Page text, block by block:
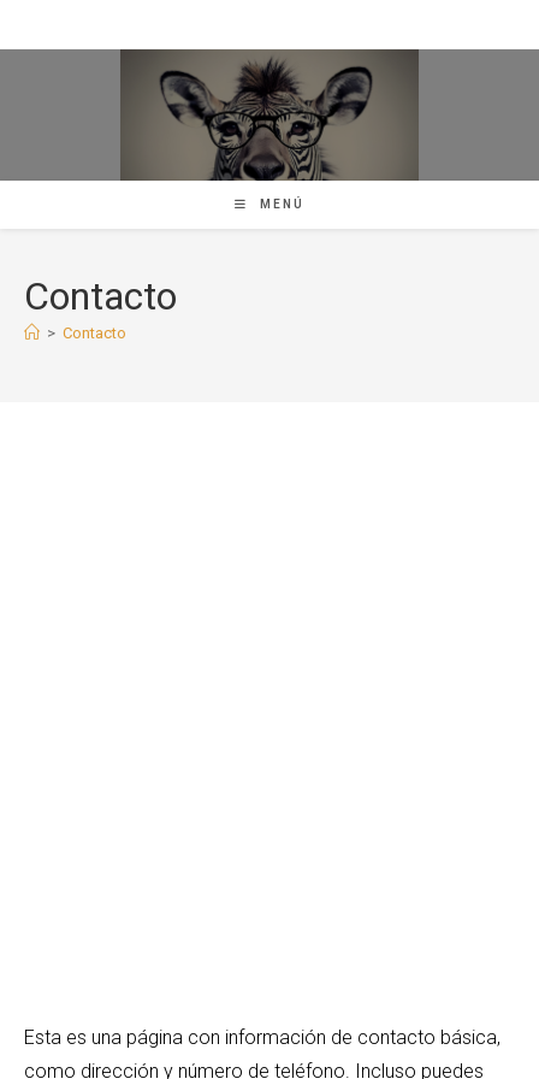
MENÚ
Contacto
> Contacto
Esta es una página con información de contacto básica,
como dirección y número de teléfono. Incluso puedes